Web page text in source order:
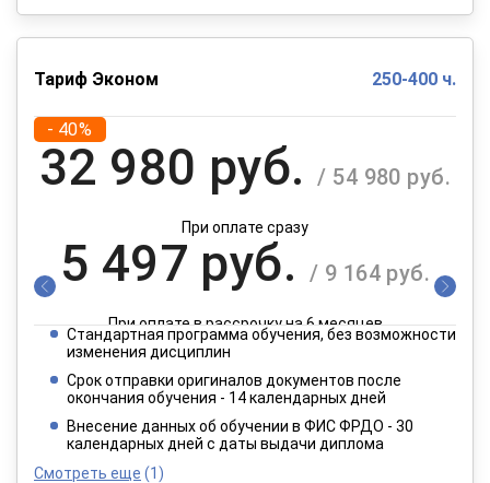
Тариф Эконом 250-400 ч.
- 40%
32 980 руб. / 54 980 руб.
При оплате сразу
5 497 руб. / 9 164 руб.
При оплате в рассрочку на 6 месяцев
2 749 руб.
При оплате в рассрочку на 12 месяцев
Стандартная программа обучения, без возможности
изменения дисциплин
Срок отправки оригиналов документов после
окончания обучения - 14 календарных дней
Внесение данных об обучении в ФИС ФРДО - 30
календарных дней с даты выдачи диплома
Смотреть еще (1)